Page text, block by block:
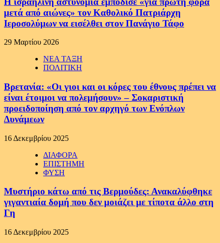
μετά από αιώνες» τον Καθολικό Πατριάρχη
Ιεροσολύμων να εισέλθει στον Πανάγιο Τάφο
29 Μαρτίου 2026
ΝΕΑ ΤΑΞΗ
ΠΟΛΙΤΙΚΗ
Βρετανία: «Οι γιοι και οι κόρες του έθνους πρέπει να
είναι έτοιμοι να πολεμήσουν» – Σοκαριστική
προειδοποίηση από τον αρχηγό των Ενόπλων
Δυνάμεων
16 Δεκεμβρίου 2025
ΔΙΑΦΟΡΑ
ΕΠΙΣΤΗΜΗ
ΦΥΣΗ
Μυστήριο κάτω από τις Βερμούδες: Ανακαλύφθηκε
γιγαντιαία δομή που δεν μοιάζει με τίποτα άλλο στη
Γη
16 Δεκεμβρίου 2025